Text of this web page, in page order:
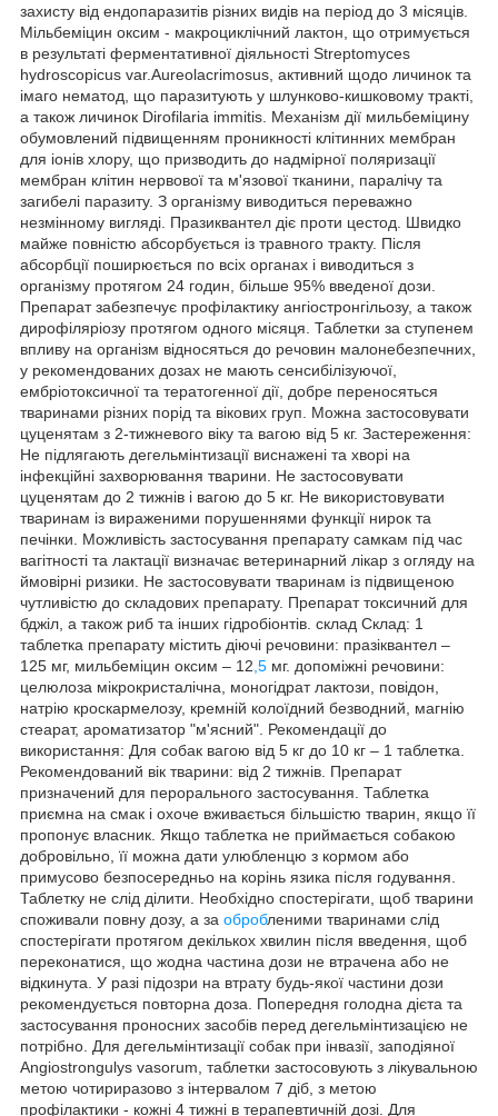
захисту від ендопаразитів різних видів на період до 3 місяців.
Мільбеміцин оксим - макроциклічний лактон, що отримується
в результаті ферментативної діяльності Streptomyces
hydroscopicus var.Aureolacrimosus, активний щодо личинок та
імаго нематод, що паразитують у шлунково-кишковому тракті,
а також личинок Dirofilaria immitis. Механізм дії мильбеміцину
обумовлений підвищенням проникності клітинних мембран
для іонів хлору, що призводить до надмірної поляризації
мембран клітин нервової та м'язової тканини, паралічу та
загибелі паразиту. З організму виводиться переважно
незмінному вигляді. Празиквантел діє проти цестод. Швидко
майже повністю абсорбується із травного тракту. Після
абсорбції поширюється по всіх органах і виводиться з
організму протягом 24 годин, більше 95% введеної дози.
Препарат забезпечує профілактику ангіостронгільозу, а також
дирофіляріозу протягом одного місяця. Таблетки за ступенем
впливу на організм відносяться до речовин малонебезпечних,
у рекомендованих дозах не мають сенсибілізуючої,
ембріотоксичної та тератогенної дії, добре переносяться
тваринами різних порід та вікових груп. Можна застосовувати
цуценятам з 2-тижневого віку та вагою від 5 кг. Застереження:
Не підлягають дегельмінтизації виснажені та хворі на
інфекційні захворювання тварини. Не застосовувати
цуценятам до 2 тижнів і вагою до 5 кг. Не використовувати
тваринам із вираженими порушеннями функції нирок та
печінки. Можливість застосування препарату самкам під час
вагітності та лактації визначає ветеринарний лікар з огляду на
ймовірні ризики. Не застосовувати тваринам із підвищеною
чутливістю до складових препарату. Препарат токсичний для
бджіл, а також риб та інших гідробіонтів. склад Склад: 1
таблетка препарату містить діючі речовини: празіквантел –
125 мг, мильбеміцин оксим – 12 ,5 мг. допоміжні речовини:
целюлоза мікрокристалічна, моногідрат лактози, повідон,
натрію кроскармелозу, кремній колоїдний безводний, магнію
стеарат, ароматизатор "м'ясний". Рекомендації до
використання: Для собак вагою від 5 кг до 10 кг – 1 таблетка.
Рекомендований вік тварини: від 2 тижнів. Препарат
призначений для перорального застосування. Таблетка
приємна на смак і охоче вживається більшістю тварин, якщо її
пропонує власник. Якщо таблетка не приймається собакою
добровільно, її можна дати улюбленцю з кормом або
примусово безпосередньо на корінь язика після годування.
Таблетку не слід ділити. Необхідно спостерігати, щоб тварини
споживали повну дозу, а за обробленими тваринами слід
спостерігати протягом декількох хвилин після введення, щоб
переконатися, що жодна частина дози не втрачена або не
відкинута. У разі підозри на втрату будь-якої частини дози
рекомендується повторна доза. Попередня голодна дієта та
застосування проносних засобів перед дегельмінтизацією не
потрібно. Для дегельмінтизації собак при інвазії, заподіяної
Angiostrongulys vasorum, таблетки застосовують з лікувальною
метою чотириразово з інтервалом 7 діб, з метою
профілактики - кожні 4 тижні в терапевтичній дозі. Для